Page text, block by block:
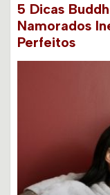
5 Dicas
Namorados
Perfeitos